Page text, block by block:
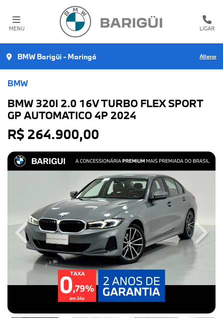
MENU LIGAR
BMW Barigüi - Maringá Alterar
BMW
BMW 320I 2.0 16V TURBO FLEX SPORT
GP AUTOMATICO 4P 2024
R$ 264.900,00
Previous Next